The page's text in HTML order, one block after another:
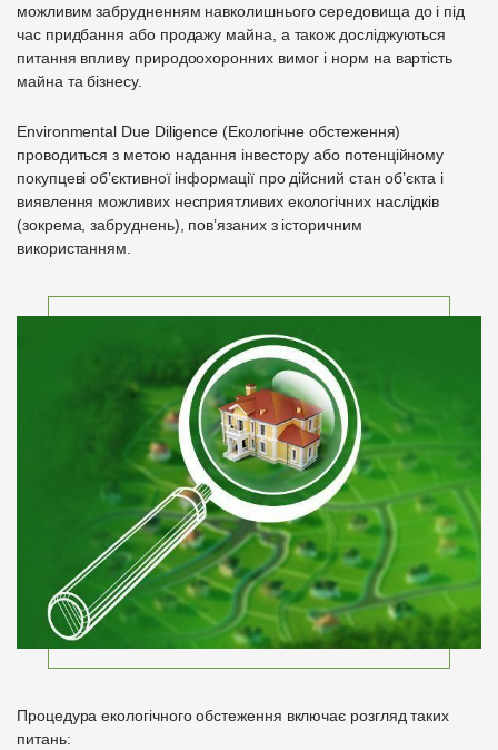
можливим забрудненням навколишнього середовища до і під
час придбання або продажу майна, а також досліджуються
питання впливу природоохоронних вимог і норм на вартість
майна та бізнесу.
Environmental Due Diligence (Екологічне обстеження)
проводиться з метою надання інвестору або потенційному
покупцеві об’єктивної інформації про дійсний стан об’єкта і
виявлення можливих несприятливих екологічних наслідків
(зокрема, забруднень), пов’язаних з історичним
використанням.
Процедура екологічного обстеження включає розгляд таких
питань: